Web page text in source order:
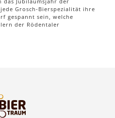
Grosch-Bierspezialität ihre
gespannt sein, welche
der Rödentaler